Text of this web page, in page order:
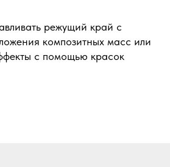
режущий край с
композитных масс или
с помощью красок